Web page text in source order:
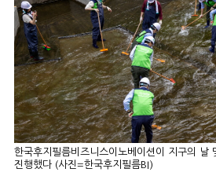
한국후지필름비즈니스이노베이션이 지구의 날
진행했다 (사진=한국후지필름BI)